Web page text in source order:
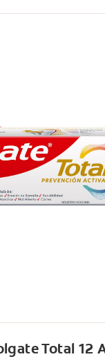
Total 12